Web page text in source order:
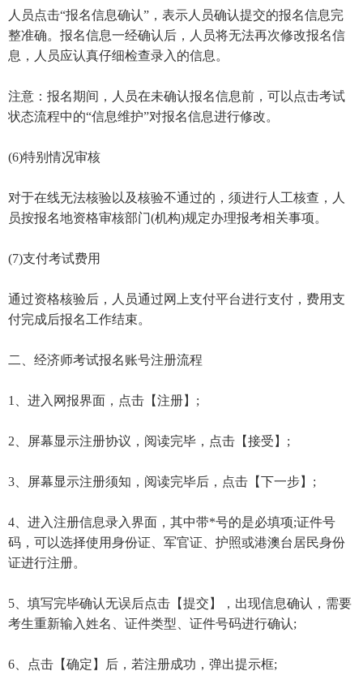
人员点击“报名信息确认”，表示人员确认提交的报名信息完
整准确。报名信息一经确认后，人员将无法再次修改报名信
息，人员应认真仔细检查录入的信息。
注意：报名期间，人员在未确认报名信息前，可以点击考试
状态流程中的“信息维护”对报名信息进行修改。
(6)特别情况审核
对于在线无法核验以及核验不通过的，须进行人工核查，人
员按报名地资格审核部门(机构)规定办理报考相关事项。
(7)支付考试费用
通过资格核验后，人员通过网上支付平台进行支付，费用支
付完成后报名工作结束。
二、经济师考试报名账号注册流程
1、进入网报界面，点击【注册】;
2、屏幕显示注册协议，阅读完毕，点击【接受】;
3、屏幕显示注册须知，阅读完毕后，点击【下一步】;
4、进入注册信息录入界面，其中带*号的是必填项;证件号
码，可以选择使用身份证、军官证、护照或港澳台居民身份
证进行注册。
5、填写完毕确认无误后点击【提交】，出现信息确认，需要
考生重新输入姓名、证件类型、证件号码进行确认;
6、点击【确定】后，若注册成功，弹出提示框;